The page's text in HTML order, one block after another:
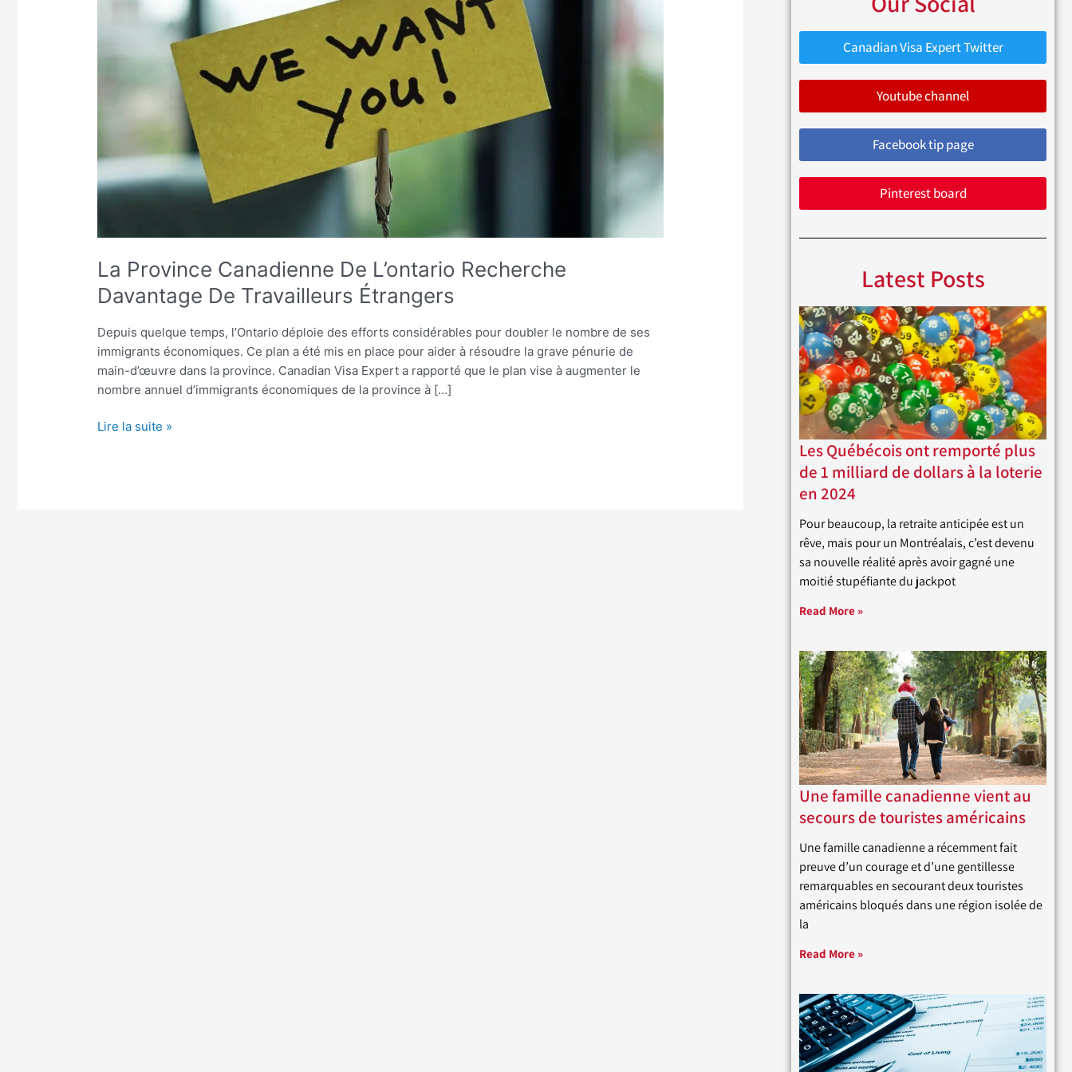
La Province Canadienne De L’ontario Recherche
Davantage De Travailleurs Étrangers
Depuis quelque temps, l’Ontario déploie des efforts considérables pour doubler le nombre de ses
immigrants économiques. Ce plan a été mis en place pour aider à résoudre la grave pénurie de
main-d’œuvre dans la province. Canadian Visa Expert a rapporté que le plan vise à augmenter le
nombre annuel d’immigrants économiques de la province à […]
Étrangers
Lire la suite »
Canadian Visa Expert Twitter
Youtube channel
Facebook tip page
Pinterest board
Latest Posts
Les Québécois ont remporté plus
de 1 milliard de dollars à la loterie
en 2024
Pour beaucoup, la retraite anticipée est un
rêve, mais pour un Montréalais, c’est devenu
sa nouvelle réalité après avoir gagné une
moitié stupéfiante du jackpot
Read More »
Une famille canadienne vient au
secours de touristes américains
Une famille canadienne a récemment fait
preuve d’un courage et d’une gentillesse
remarquables en secourant deux touristes
américains bloqués dans une région isolée de
la
Read More »